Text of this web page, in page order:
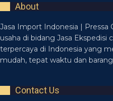
About
Jasa Import Indonesia | Pressa
usaha di bidang Jasa
terpercaya di Indonesia yang
mudah, tepat waktu dan
Contact Us